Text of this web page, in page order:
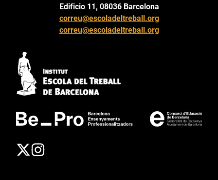
Edificio 11, 08036 Barcelona
correu@escoladeltreball.org
correu@escoladeltreball.org